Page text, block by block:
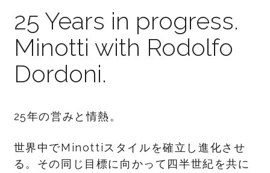
25 Years in progress.
Minotti with Rodolfo
Dordoni.
25年の営みと情熱。
世界中でMinottiスタイルを確立し進化させ
る。その同じ目標に向かって四半世紀を共に